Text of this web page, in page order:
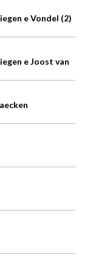
e Vondel (2)
e Joost van